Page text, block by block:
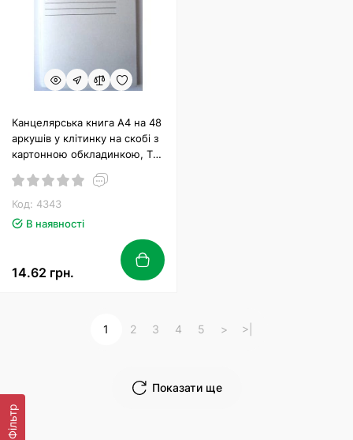
Фільтр
Канцелярська книга А4 на 48
аркушів у клітинку на скобі з
картонною обкладинкою, ТМ
Код: 4343
В наявності
14.62 грн.
Показати ще
1 2 3 4 5 > >|